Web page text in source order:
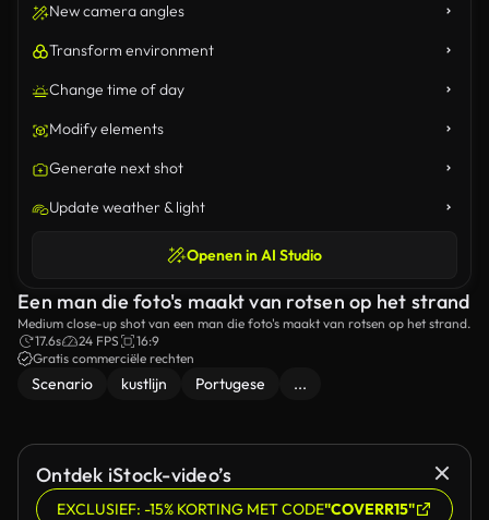
New camera angles
Transform environment
Change time of day
Modify elements
Generate next shot
Update weather & light
Openen in AI Studio
Een man die foto's maakt van rotsen op het strand
Medium close-up shot van een man die foto's maakt van rotsen op het strand.
17.6s
24 FPS
16:9
Gratis commerciële rechten
Scenario kustlijn Portugese ...
Ontdek iStock-video’s
EXCLUSIEF: -15% KORTING MET CODE"COVERR15"